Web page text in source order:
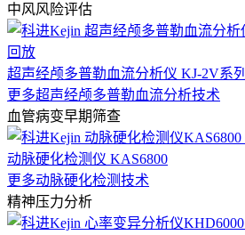
中风风险评估
超声经颅多普勒血流分析仪 KJ-2V系列
更多超声经颅多普勒血流分析技术
血管病变早期筛查
动脉硬化检测仪 KAS6800
更多动脉硬化检测技术
精神压力分析